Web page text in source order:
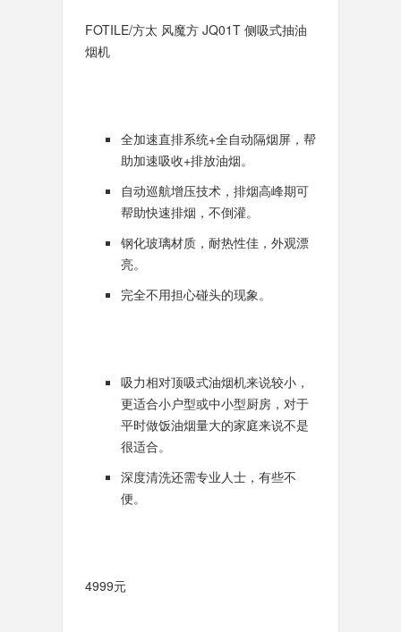
FOTILE/方太 风魔方 JQ01T 侧吸式抽油
烟机
全加速直排系统+全自动隔烟屏，帮
助加速吸收+排放油烟。
自动巡航增压技术，排烟高峰期可
帮助快速排烟，不倒灌。
钢化玻璃材质，耐热性佳，外观漂
亮。
完全不用担心碰头的现象。
吸力相对顶吸式油烟机来说较小，
更适合小户型或中小型厨房，对于
平时做饭油烟量大的家庭来说不是
很适合。
深度清洗还需专业人士，有些不
便。
4999元